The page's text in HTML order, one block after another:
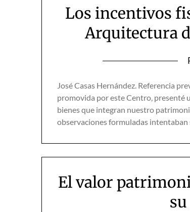
Los incentivos
Arquitectura
José Casas Hernández. Referencia
promovida por este Centro, presenté
bienes que integran nuestro
observaciones formuladas intentaban
El valor